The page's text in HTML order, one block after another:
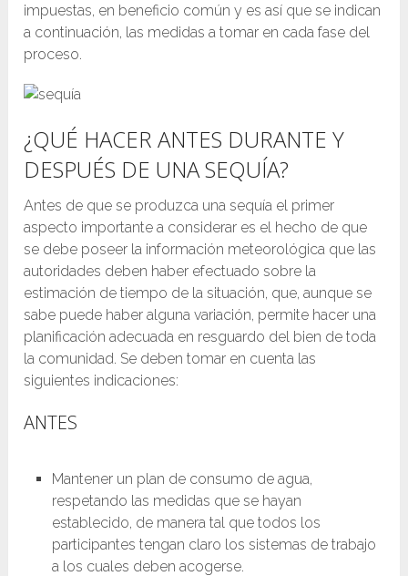
impuestas, en beneficio común y es así que se indican
a continuación, las medidas a tomar en cada fase del
proceso.
¿QUÉ HACER ANTES DURANTE Y
DESPUÉS DE UNA SEQUÍA?
Antes de que se produzca una sequía el primer
aspecto importante a considerar es el hecho de que
se debe poseer la información meteorológica que las
autoridades deben haber efectuado sobre la
estimación de tiempo de la situación, que, aunque se
sabe puede haber alguna variación, permite hacer una
planificación adecuada en resguardo del bien de toda
la comunidad. Se deben tomar en cuenta las
siguientes indicaciones:
ANTES
Mantener un plan de consumo de agua,
respetando las medidas que se hayan
establecido, de manera tal que todos los
participantes tengan claro los sistemas de trabajo
a los cuales deben acogerse.